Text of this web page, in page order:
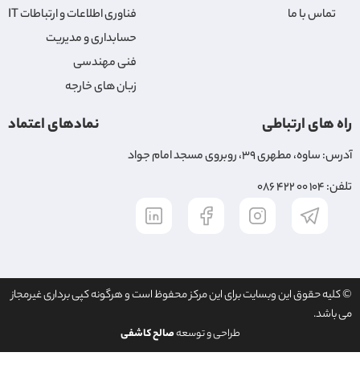
تماس با ما
فناوری اطلاعات و ارتباطات IT
حسابداری و مدیریت
فنی مهندسی
زبان های خارجه
راه های ارتباطی
آدرس: ساوه، مطهری ۳۹، روبروی مسجد امام جواد
تلفن: ۱۰۴ ۰۰ ۴۲۲ ۰۸۶
نمادهای اعتماد
© کلیه حقوق این وبسایت برای این مرکز محفوظ است و هرگونه کپی برداری غیرمجاز
می باشد.
طراحی و توسعهصالح کاشفی